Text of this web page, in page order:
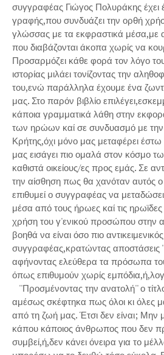
συγγραφέας Γιώγος Πολυράκης έχει
γραφής,που συνδυάζει την ορθή
γλώσσας με τα εκφραστικά μέσα,με
που διαβάζονται άκοπα χωρίς να
Προσαρμόζει κάθε φορά τον λόγο
ιστορίας μιλάει τονίζοντας την
του,ενώ παράλληλα έχουμε ένα
μας. Στο παρόν βιβλίο
κάποια γραμματικά λάθη στην
των ηρώων καί σε συνδυασμό με την
Κρήτης,όχι μόνο μας μεταφέρει έστω
μας εισάγει πιο ομαλά στον κόσμο
καθιστά οικείους/ες προς εμάς. Σε
την αίσθηση πως θα χανόταν αυτός
επιθυμεί ο συγγραφέας να
μέσα από τους ήρωες καί τις
χρήση του γ'ενικού προσώπου στην
βοηθά να είναι όσο πιο αντικειμενικός
συγγραφέας,κρατώντας αποστάσεις
αφήνοντας ελεύθερα τα πρόσωπα
όπως επιθυμούν χωρίς
''Προσμένοντας την ανατολή'' ο
αμέσως σκέφτηκα πως όλοι κι όλες
από τη ζωή μας. Έτσι δεν είναι; Μην
κάπου κάποιος άνθρωπος που δεν
συμβεί,ή,δεν κάνει όνειρα για το